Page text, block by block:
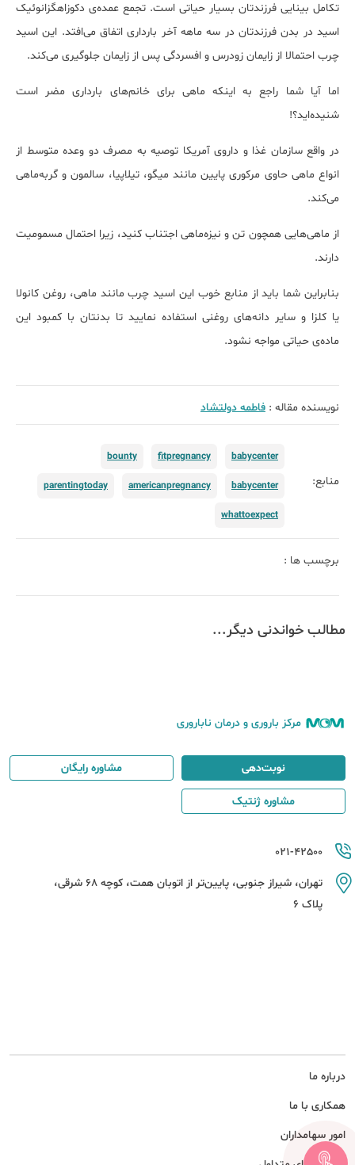
تکامل بینایی فرزندتان بسیار حیاتی است. تجمع عمده‌ی دکوزاهگزانوئیک
اسید در بدن فرزندتان در سه ماهه‌ آخر بارداری اتفاق می‌افتد. این اسید
چرب احتمالا از زایمان زودرس و افسردگی پس از زایمان جلوگیری می‌کند.
اما آیا شما راجع به اینکه ماهی برای خانم‌های بارداری مضر است
شنیده‌اید؟!
در واقع سازمان غذا و داروی آمریکا توصیه به مصرف دو وعده متوسط از
انواع ماهی حاوی مرکوری پایین مانند میگو، تیلاپیا، سالمون و گربه‌ماهی
می‌کند.
از ماهی‌هایی همچون تن و نیزه‌ماهی اجتناب کنید، زیرا احتمال مسمومیت
دارند.
بنابراین شما باید از منابع خوب این اسید چرب مانند ماهی، روغن کانولا
یا کلزا و سایر دانه‌های روغنی استفاده نمایید تا بدنتان با کمبود این
ماده‌ی حیاتی مواجه نشود.
نویسنده مقاله : فاطمه دولتشاد
منابع:
babycenter
fitpregnancy
bounty
babycenter
americanpregnancy
parentingtoday
whattoexpect
برچسب ها :
مطالب خواندنی دیگر...
مرکز باروری و درمان ناباروری
درباره ما
همکاری با ما
امور سهامداران
021-42500
تهران، شیراز جنوبی، پایین‌تر از اتوبان همت، کوچه 68 شرقی،
پلاک 6
نوبت‌دهی مشاوره رایگان
مشاوره ژنتیک